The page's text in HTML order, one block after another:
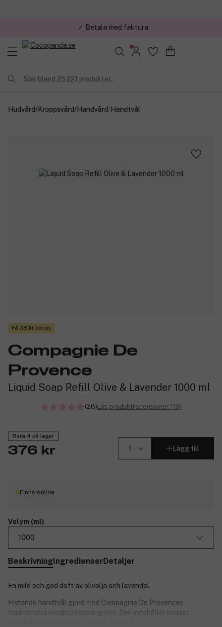
✓ Trygg E-handel
Sök bland 25.221 produkter..
Hudvård/Kroppsvård/Handvård/Handtvål
Få 38 kr bonus
Compagnie De
Provence
Liquid Soap Refill Olive & Lavender 1000 ml
(28)Läs produktrecensioner (19)
Bara 4 på lager
376 kr Lägg till
Finns online
Volym (ml)
1000
BeskrivningIngredienserDetaljer
En mild och god doft av olivolja och lavendel.
Flytande handtvål gjord med Compagnie De Provences
traditionella recept i koppargrytor. Den innehåller endast